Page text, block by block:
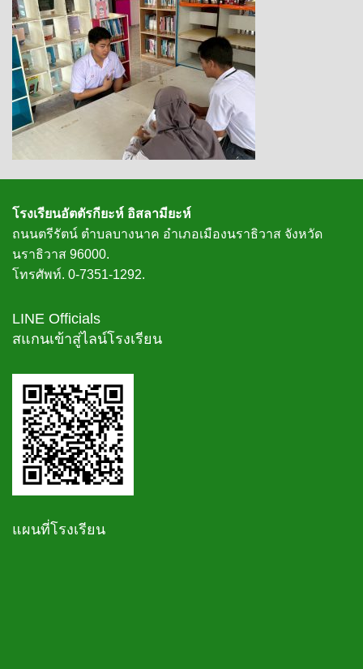
โรงเรียนอัตตัรกียะห์ อิสลามียะห์
ถนนตรีรัตน์ ตำบลบางนาค อำเภอเมืองนราธิวาส จังหวัด
นราธิวาส 96000.
โทรศัพท์. 0-7351-1292.
LINE Officials
สแกนเข้าสู่ไลน์โรงเรียน
แผนที่โรงเรียน